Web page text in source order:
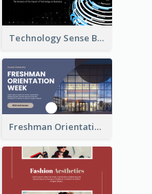
Technology Sense Business Report
Freshman Orientation Week Presentation